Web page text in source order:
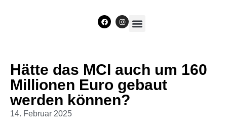
Hätte das MCI auch um 160
Millionen Euro gebaut
werden können?
14. Februar 2025